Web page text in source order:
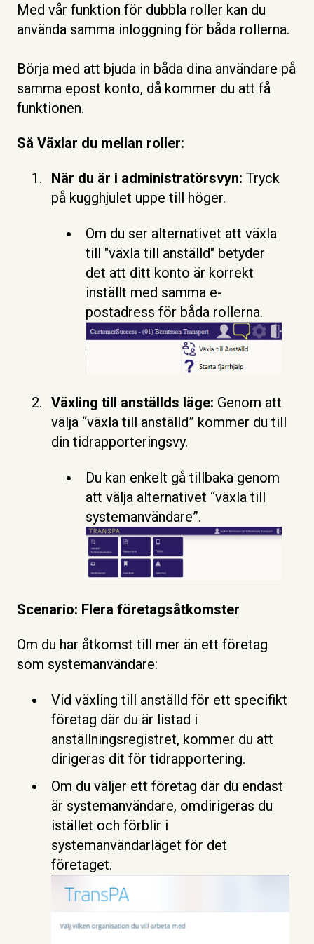
Med vår funktion för dubbla roller kan du
använda samma inloggning för båda rollerna.
Börja med att bjuda in båda dina användare på
samma epost konto, då kommer du att få
funktionen.
Så Växlar du mellan roller:
När du är i administratörsvyn: Tryck
på kugghjulet uppe till höger.
Om du ser alternativet att växla
till "växla till anställd" betyder
det att ditt konto är korrekt
inställt med samma e-
postadress för båda rollerna.
Växling till anställds läge: Genom att
välja “växla till anställd” kommer du till
din tidrapporteringsvy.
Du kan enkelt gå tillbaka genom
att välja alternativet “växla till
systemanvändare”.
Scenario: Flera företagsåtkomster
Om du har åtkomst till mer än ett företag
som systemanvändare:
Vid växling till anställd för ett specifikt
företag där du är listad i
anställningsregistret, kommer du att
dirigeras dit för tidrapportering.
Om du väljer ett företag där du endast
är systemanvändare, omdirigeras du
istället och förblir i
systemanvändarläget för det
företaget.